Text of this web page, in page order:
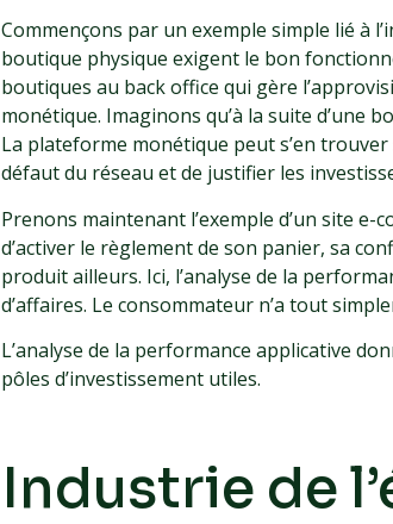
Commençons par un exemple simple lié à
boutique physique exigent le bon
boutiques au back office qui gère
monétique. Imaginons qu’à la suite d’une
La plateforme monétique peut s’en
défaut du réseau et de justifier les
Prenons maintenant l’exemple d’un site
d’activer le règlement de son panier, sa
produit ailleurs. Ici, l’analyse de la
d’affaires. Le consommateur n’a tout
L’analyse de la performance applicative
pôles d’investissement utiles.
Industrie de